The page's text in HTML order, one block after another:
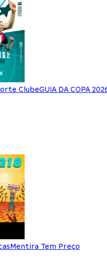
ClubeGUIA DA COPA
Mentira Tem Preço